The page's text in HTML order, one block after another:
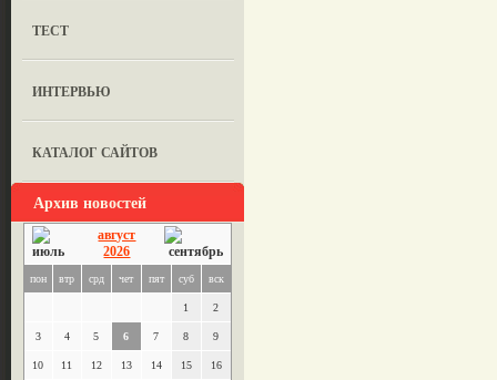
ТЕСТ
ИНТЕРВЬЮ
КАТАЛОГ САЙТОВ
Архив новостей
август
2026
пон втр срд чет пят суб вск
1 2
3 4 5 6 7 8 9
10 11 12 13 14 15 16